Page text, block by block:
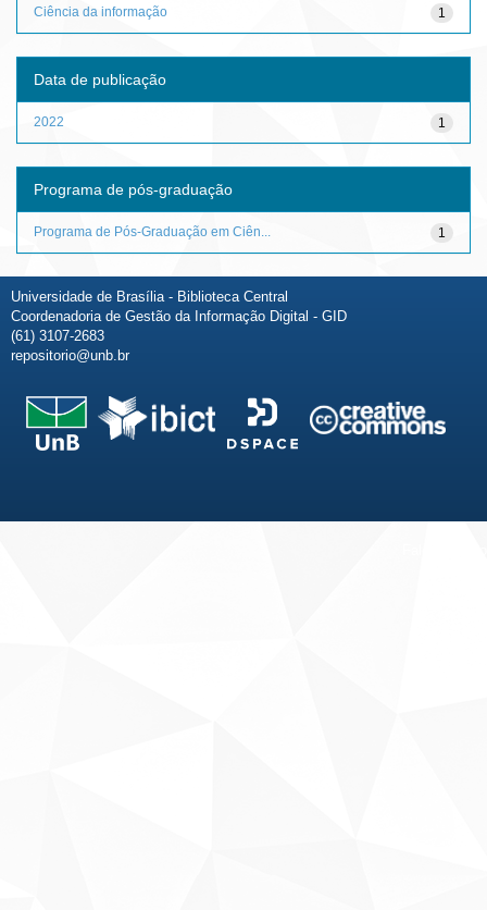
1
Ciência da informação
Data de publicação
1
2022
Programa de pós-graduação
1
Programa de Pós-Graduação em Ciên...
Universidade de Brasília - Biblioteca Central
Coordenadoria de Gestão da Informação Digital - GID
(61) 3107-2683
repositorio@unb.br